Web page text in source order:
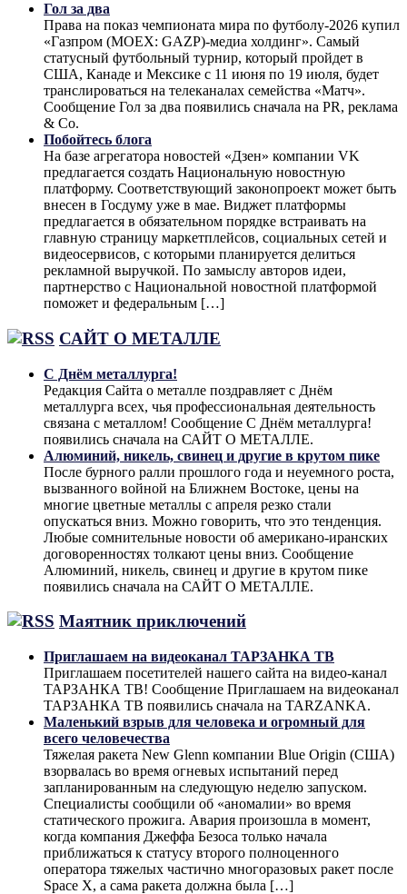
Гол за два
Права на показ чемпионата мира по футболу-2026 купил
«Газпром (MOEX: GAZP)-медиа холдинг». Самый
статусный футбольный турнир, который пройдет в
США, Канаде и Мексике с 11 июня по 19 июля, будет
транслироваться на телеканалах семейства «Матч».
Сообщение Гол за два появились сначала на PR, реклама
& Co.
Побойтесь блога
На базе агрегатора новостей «Дзен» компании VK
предлагается создать Национальную новостную
платформу. Соответствующий законопроект может быть
внесен в Госдуму уже в мае. Виджет платформы
предлагается в обязательном порядке встраивать на
главную страницу маркетплейсов, социальных сетей и
видеосервисов, с которыми планируется делиться
рекламной выручкой. По замыслу авторов идеи,
партнерство с Национальной новостной платформой
поможет и федеральным […]
САЙТ О МЕТАЛЛЕ
С Днём металлурга!
Редакция Сайта о металле поздравляет с Днём
металлурга всех, чья профессиональная деятельность
связана с металлом! Сообщение С Днём металлурга!
появились сначала на САЙТ О МЕТАЛЛЕ.
Алюминий, никель, свинец и другие в крутом пике
После бурного ралли прошлого года и неуемного роста,
вызванного войной на Ближнем Востоке, цены на
многие цветные металлы с апреля резко стали
опускаться вниз. Можно говорить, что это тенденция.
Любые сомнительные новости об американо-иранских
договоренностях толкают цены вниз. Сообщение
Алюминий, никель, свинец и другие в крутом пике
появились сначала на САЙТ О МЕТАЛЛЕ.
Маятник приключений
Приглашаем на видеоканал ТАРЗАНКА ТВ
Приглашаем посетителей нашего сайта на видео-канал
ТАРЗАНКА ТВ! Сообщение Приглашаем на видеоканал
ТАРЗАНКА ТВ появились сначала на TARZANKA.
Маленький взрыв для человека и огромный для
всего человечества
Тяжелая ракета New Glenn компании Blue Origin (США)
взорвалась во время огневых испытаний перед
запланированным на следующую неделю запуском.
Специалисты сообщили об «аномалии» во время
статического прожига. Авария произошла в момент,
когда компания Джеффа Безоса только начала
приближаться к статусу второго полноценного
оператора тяжелых частично многоразовых ракет после
Space X, а сама ракета должна была […]